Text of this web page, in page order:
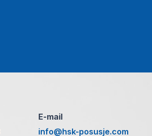
E-mail
info@hsk-posusje.com